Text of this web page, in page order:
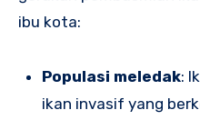
ibu kota:
Populasi meledak:
ikan invasif yang